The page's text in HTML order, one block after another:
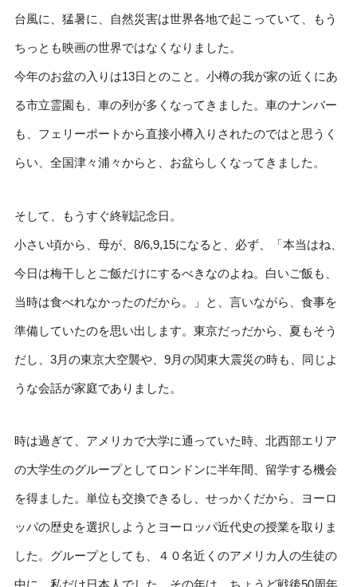
台風に、猛暑に、自然災害は世界各地で起こっていて、もう
ちっとも映画の世界ではなくなりました。
今年のお盆の入りは13日とのこと。小樽の我が家の近くにあ
る市立霊園も、車の列が多くなってきました。車のナンバー
も、フェリーポートから直接小樽入りされたのではと思うく
らい、全国津々浦々からと、お盆らしくなってきました。
そして、もうすぐ終戦記念日。
小さい頃から、母が、8/6,9,15になると、必ず、「本当はね、
今日は梅干しとご飯だけにするべきなのよね。白いご飯も、
当時は食べれなかったのだから。」と、言いながら、食事を
準備していたのを思い出します。東京だっだから、夏もそう
だし、3月の東京大空襲や、9月の関東大震災の時も、同じよ
うな会話が家庭でありました。
時は過ぎて、アメリカで大学に通っていた時、北西部エリア
の大学生のグループとしてロンドンに半年間、留学する機会
を得ました。単位も交換できるし、せっかくだから、ヨーロ
ッパの歴史を選択しようとヨーロッパ近代史の授業を取りま
した。グループとしても、４０名近くのアメリカ人の生徒の